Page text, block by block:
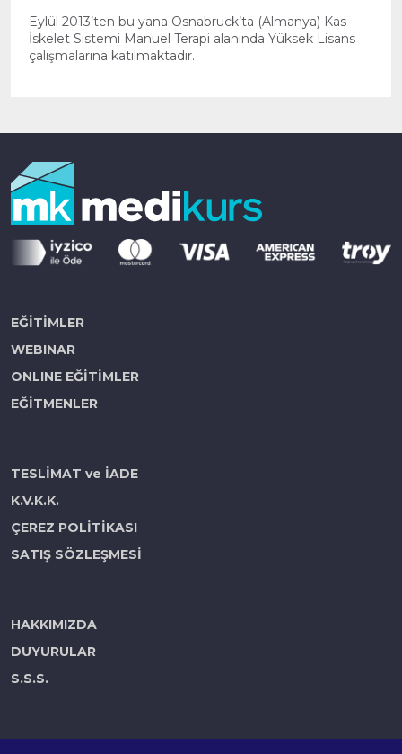
Eylül 2013’ten bu yana Osnabruck’ta (Almanya) Kas-
İskelet Sistemi Manuel Terapi alanında Yüksek Lisans
çalışmalarına katılmaktadır.
EĞİTİMLER
WEBINAR
ONLINE EĞİTİMLER
EĞİTMENLER
TESLİMAT ve İADE
K.V.K.K.
ÇEREZ POLİTİKASI
SATIŞ SÖZLEŞMESİ
HAKKIMIZDA
DUYURULAR
S.S.S.